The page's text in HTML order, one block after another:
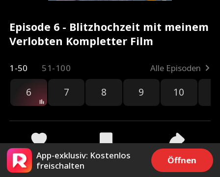
Episode 6 - Blitzhochzeit mit meinem
Verlobten Kompletter Film
1-50 51-100 Alle Episoden
6 7 8 9 10
140 722 Teilen
App-exklusiv: Kostenlos
freischalten
Öffnen